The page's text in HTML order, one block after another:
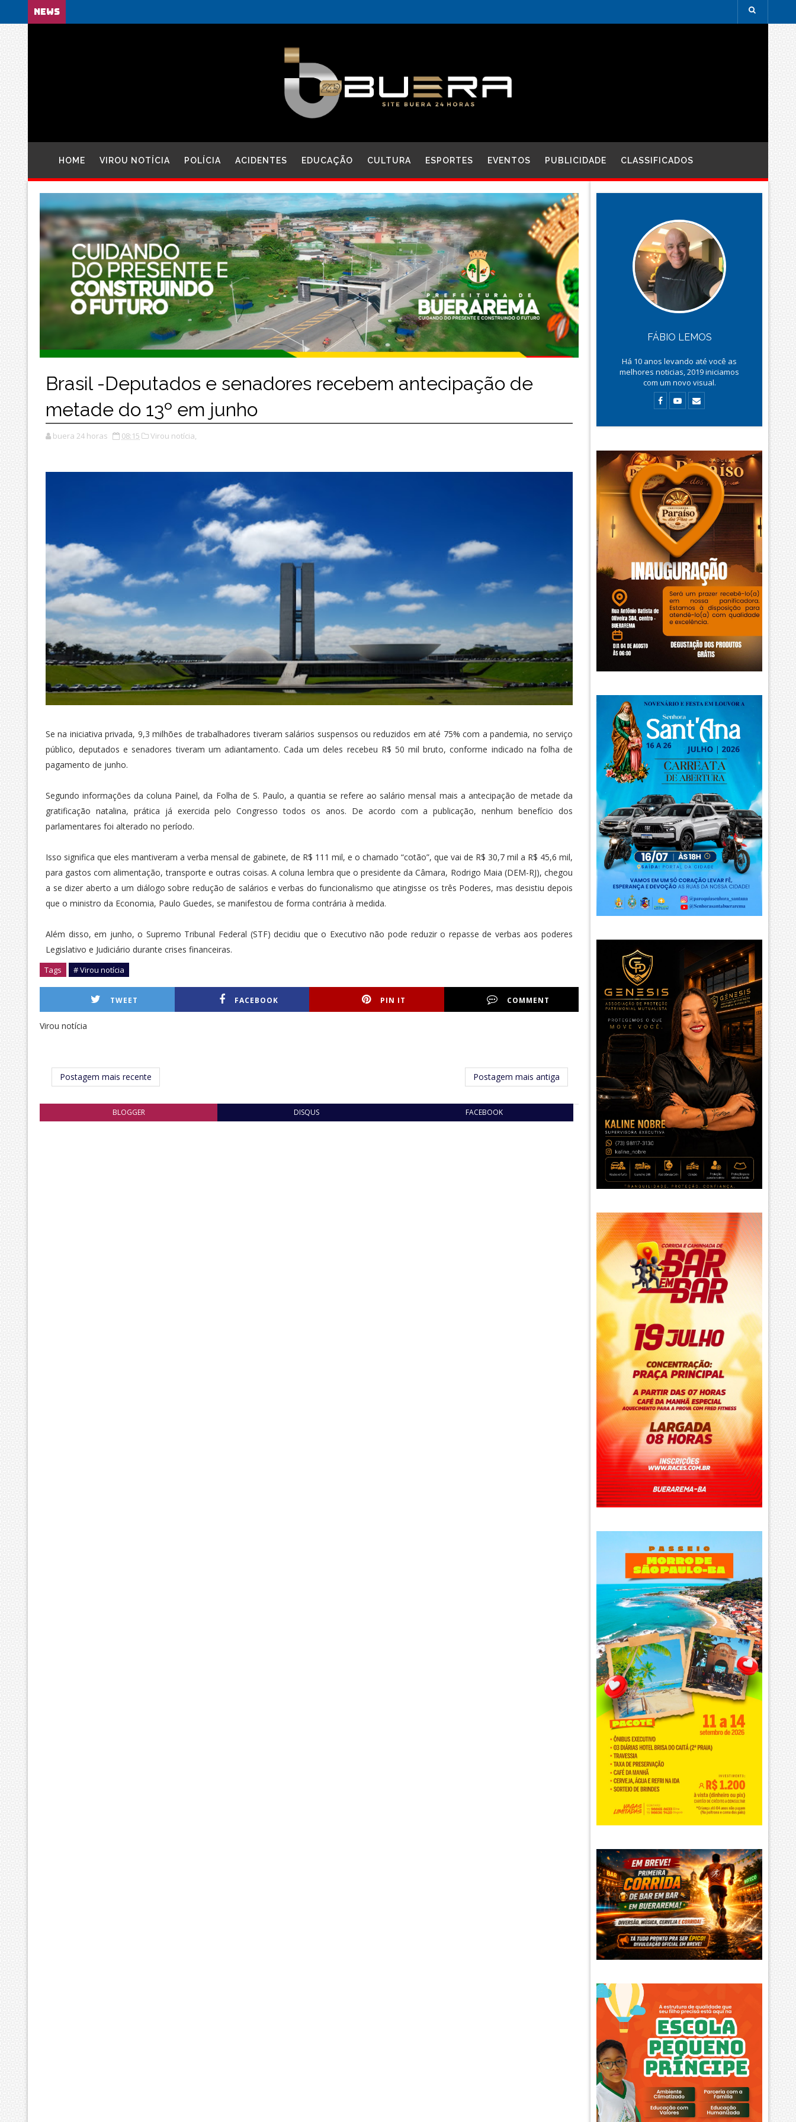
NEWS
HOME VIROU NOTÍCIA POLÍCIA ACIDENTES EDUCAÇÃO CULTURA ESPORTES EVENTOS PUBLICIDADE CLASSIFICADOS
Brasil -Deputados e senadores recebem antecipação de
metade do 13º em junho
buera 24 horas 08:15 Virou notícia,
Se na iniciativa privada, 9,3 milhões de trabalhadores tiveram salários suspensos ou reduzidos em até 75% com a pandemia, no serviço
público, deputados e senadores tiveram um adiantamento. Cada um deles recebeu R$ 50 mil bruto, conforme indicado na folha de
pagamento de junho.
Segundo informações da coluna Painel, da Folha de S. Paulo, a quantia se refere ao salário mensal mais a antecipação de metade da
gratificação natalina, prática já exercida pelo Congresso todos os anos. De acordo com a publicação, nenhum benefício dos
parlamentares foi alterado no período.
Isso significa que eles mantiveram a verba mensal de gabinete, de R$ 111 mil, e o chamado “cotão”, que vai de R$ 30,7 mil a R$ 45,6 mil,
para gastos com alimentação, transporte e outras coisas. A coluna lembra que o presidente da Câmara, Rodrigo Maia (DEM-RJ), chegou
a se dizer aberto a um diálogo sobre redução de salários e verbas do funcionalismo que atingisse os três Poderes, mas desistiu depois
que o ministro da Economia, Paulo Guedes, se manifestou de forma contrária à medida.
Além disso, em junho, o Supremo Tribunal Federal (STF) decidiu que o Executivo não pode reduzir o repasse de verbas aos poderes
Legislativo e Judiciário durante crises financeiras.
Tags # Virou notícia
TWEET FACEBOOK PIN IT COMMENT
Virou notícia
Postagem mais recente Postagem mais antiga
BLOGGER DISQUS FACEBOOK
FÁBIO LEMOS
Há 10 anos levando até você as
melhores noticias, 2019 iniciamos
com um novo visual.